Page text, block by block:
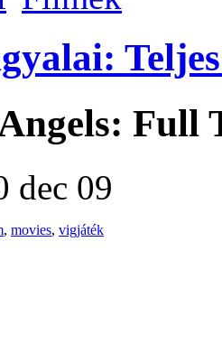
Full
dec 09
, movies, vigjáték